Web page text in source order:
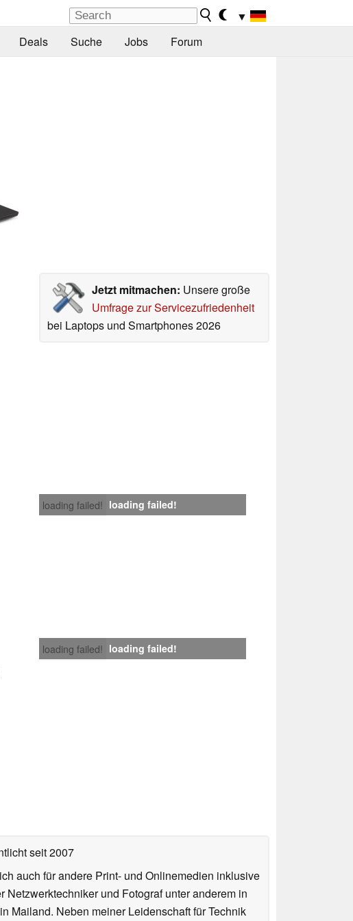
▼
Deals Suche Jobs Forum
Jetzt mitmachen: Unsere große
Umfrage zur Servicezufriedenheit
bei Laptops und Smartphones 2026
loading failed! loading failed!
loading failed! loading failed!
seit 2007
auch für andere Print- und Onlinemedien inklusive
und Fotograf unter anderem in
Mailand. Neben meiner Leidenschaft für Technik